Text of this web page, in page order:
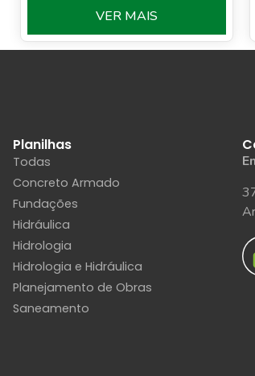
VER MAIS
Planilhas
Todas
Concreto Armado
Fundações
Hidráulica
Hidrologia
Hidrologia e Hidráulica
Planejamento de Obras
Saneamento